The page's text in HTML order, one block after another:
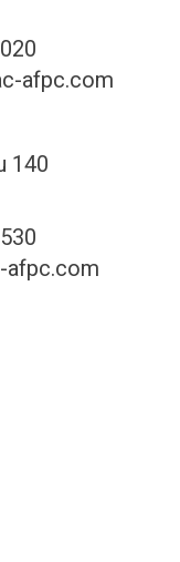
afpc.com
140
afpc.com